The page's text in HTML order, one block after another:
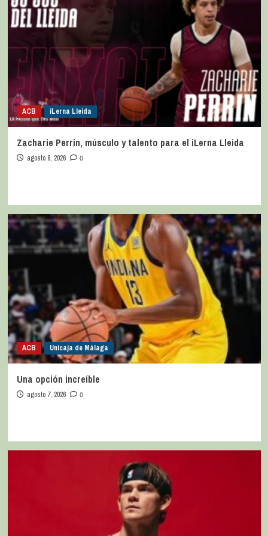
ACB iLerna Lleida
Zacharie Perrin, músculo y talento para el iLerna Lleida
agosto 8, 2026 0
ACB Unicaja de Málaga
Una opción increíble
agosto 7, 2026 0